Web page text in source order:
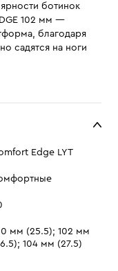
ботинок
102 мм —
благодаря
садятся на ноги
Edge LYT
мм (25.5); 102 мм
104 мм (27.5)